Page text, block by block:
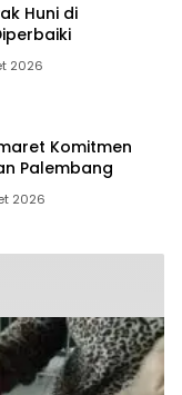
Huni di
2026
Komitmen
Palembang
2026